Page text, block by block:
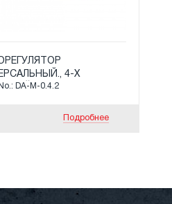
4-Х
DA-M-0.4.2
Подробнее